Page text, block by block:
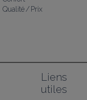
Qualité / Prix
Liens
utiles